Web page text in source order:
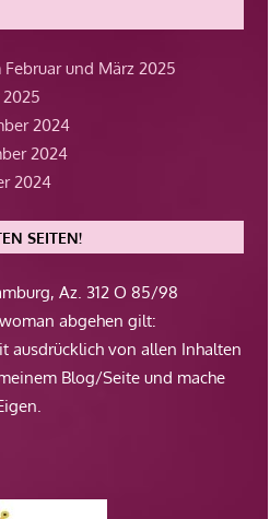
und März 2025
2024
2024
2024
SEITEN!
Az. 312 O 85/98
abgehen gilt:
ausdrücklich von allen Inhalten
Blog/Seite und mache